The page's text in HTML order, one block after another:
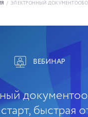
/ ЭЛЕКТРОННЫЙ
ВЕБИНАР
быстрая